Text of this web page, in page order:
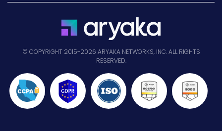
© COPYRIGHT 2015-2026 ARYAKA NETWORKS, INC. ALL RIGHTS
RESERVED.